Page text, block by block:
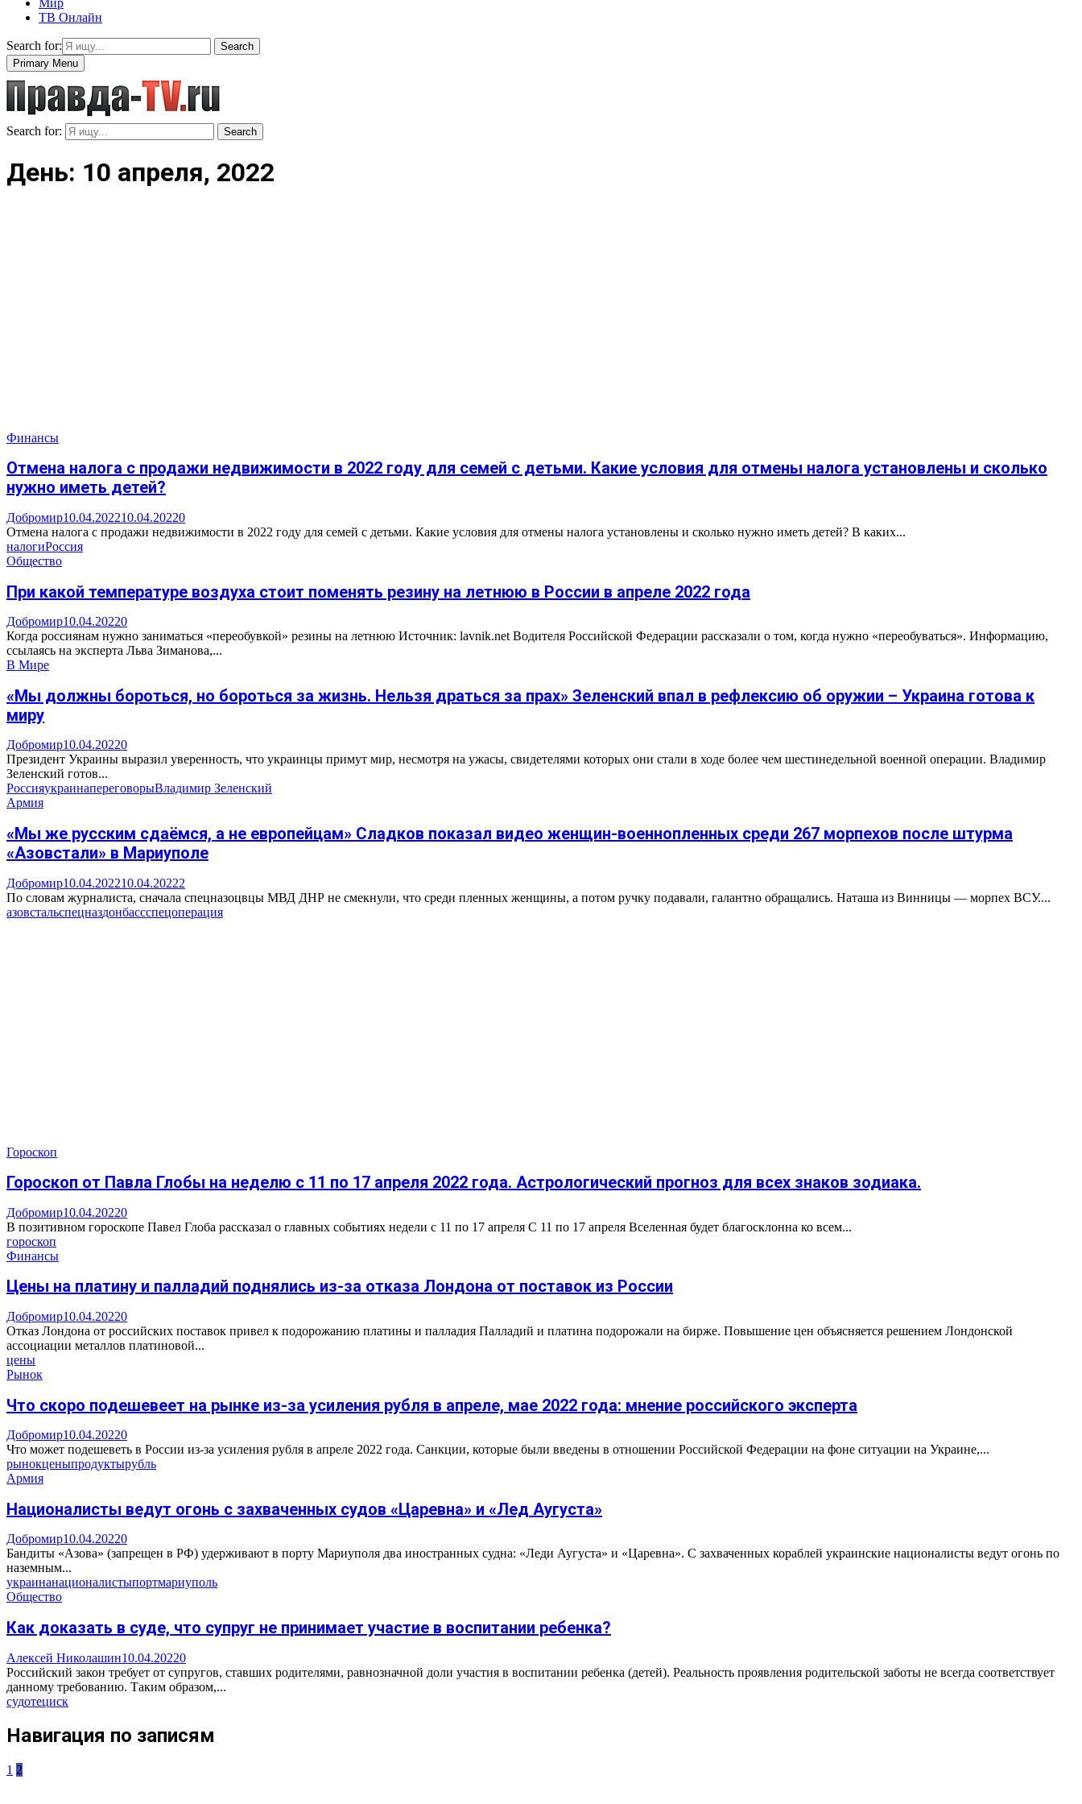
Мир
ТВ Онлайн
Search for:
Search
Primary Menu
Search for: Search
День: 10 апреля, 2022
Финансы
Отмена налога с продажи недвижимости в 2022 году для семей с детьми. Какие условия для отмены налога установлены и сколько
нужно иметь детей?
Добромир10.04.202210.04.20220
Отмена налога с продажи недвижимости в 2022 году для семей с детьми. Какие условия для отмены налога установлены и сколько нужно иметь детей? В каких...
налогиРоссия
Общество
При какой температуре воздуха стоит поменять резину на летнюю в России в апреле 2022 года
Добромир10.04.20220
Когда россиянам нужно заниматься «переобувкой» резины на летнюю Источник: lavnik.net Водителя Российской Федерации рассказали о том, когда нужно «переобуваться». Информацию,
ссылаясь на эксперта Льва Зиманова,...
В Мире
«Мы должны бороться, но бороться за жизнь. Нельзя драться за прах» Зеленский впал в рефлексию об оружии – Украина готова к
миру
Добромир10.04.20220
Президент Украины выразил уверенность, что украинцы примут мир, несмотря на ужасы, свидетелями которых они стали в ходе более чем шестинедельной военной операции. Владимир
Зеленский готов...
РоссияукраинапереговорыВладимир Зеленский
Армия
«Мы же русским сдаёмся, а не европейцам» Сладков показал видео женщин-военнопленных среди 267 морпехов после штурма
«Азовстали» в Мариуполе
Добромир10.04.202210.04.20222
По словам журналиста, сначала спецназоцвцы МВД ДНР не смекнули, что среди пленных женщины, а потом ручку подавали, галантно обращались. Наташа из Винницы — морпех ВСУ....
азовстальспецназдонбассспецоперация
Гороскоп
Гороскоп от Павла Глобы на неделю с 11 по 17 апреля 2022 года. Астрологический прогноз для всех знаков зодиака.
Добромир10.04.20220
В позитивном гороскопе Павел Глоба рассказал о главных событиях недели с 11 по 17 апреля С 11 по 17 апреля Вселенная будет благосклонна ко всем...
гороскоп
Финансы
Цены на платину и палладий поднялись из-за отказа Лондона от поставок из России
Добромир10.04.20220
Отказ Лондона от российских поставок привел к подорожанию платины и палладия Палладий и платина подорожали на бирже. Повышение цен объясняется решением Лондонской
ассоциации металлов платиновой...
цены
Рынок
Что скоро подешевеет на рынке из-за усиления рубля в апреле, мае 2022 года: мнение российского эксперта
Добромир10.04.20220
Что может подешеветь в России из-за усиления рубля в апреле 2022 года. Санкции, которые были введены в отношении Российской Федерации на фоне ситуации на Украине,...
рынокценыпродуктырубль
Армия
Националисты ведут огонь с захваченных судов «Царевна» и «Лед Аугуста»
Добромир10.04.20220
Бандиты «Азова» (запрещен в РФ) удерживают в порту Мариуполя два иностранных судна: «Леди Аугуста» и «Царевна». С захваченных кораблей украинские националисты ведут огонь по
наземным...
украинанационалистыпортмариуполь
Общество
Как доказать в суде, что супруг не принимает участие в воспитании ребенка?
Алексей Николашин10.04.20220
Российский закон требует от супругов, ставших родителями, равнозначной доли участия в воспитании ребенка (детей). Реальность проявления родительской заботы не всегда соответствует
данному требованию. Таким образом,...
судотециск
Навигация по записям
1 2